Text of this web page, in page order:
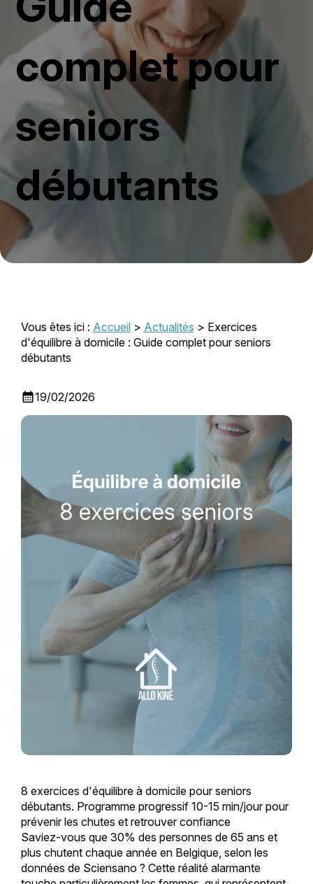
complet pour
seniors
débutants
Vous êtes ici : Accueil> Actualités > Exercices
d'équilibre à domicile : Guide complet pour seniors
débutants
calendar_month19/02/2026
8 exercices d'équilibre à domicile pour seniors
débutants. Programme progressif 10-15 min/jour pour
prévenir les chutes et retrouver confiance
Saviez-vous que 30% des personnes de 65 ans et
plus chutent chaque année en Belgique, selon les
données de Sciensano ? Cette réalité alarmante